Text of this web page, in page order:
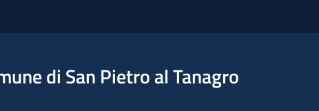
di San Pietro al Tanagro